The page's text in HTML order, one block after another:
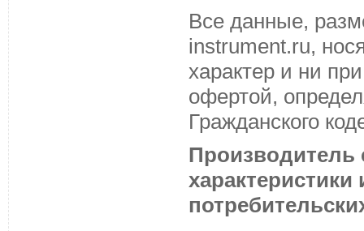
Все данные,
instrument.ru,
характер и ни
офертой,
Гражданского
Производитель